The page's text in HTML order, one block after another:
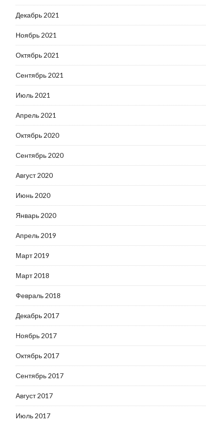
Декабрь 2021
Ноябрь 2021
Октябрь 2021
Сентябрь 2021
Июль 2021
Апрель 2021
Октябрь 2020
Сентябрь 2020
Август 2020
Июнь 2020
Январь 2020
Апрель 2019
Март 2019
Март 2018
Февраль 2018
Декабрь 2017
Ноябрь 2017
Октябрь 2017
Сентябрь 2017
Август 2017
Июль 2017